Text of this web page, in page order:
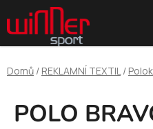
na
obsah
Domů / REKLAMNÍ TEXTIL /
POLO